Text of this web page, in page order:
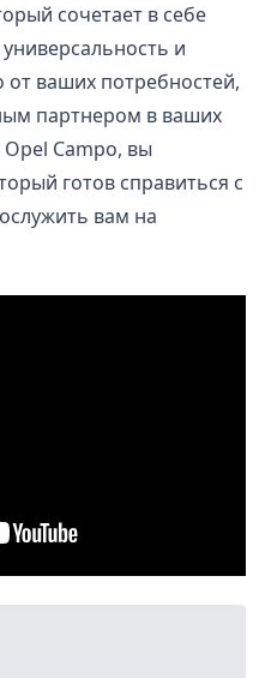
сочетает в себе
и
от ваших потребностей,
партнером в ваших
Campo, вы
готов справиться с
вам на